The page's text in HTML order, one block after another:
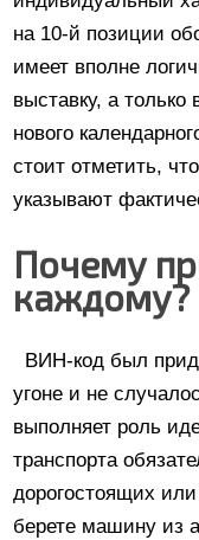
на 10-й позиции
имеет вполне
выставку, а
нового
стоит отметить,
указывают
Почему
каждому?
ВИН-код был
угоне и не
выполняет роль
транспорта
дорогостоящих
берете машину из